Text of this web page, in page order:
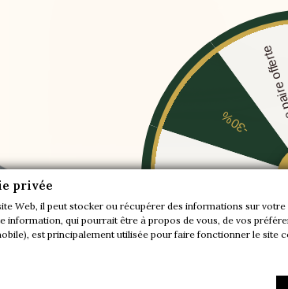
Brighton Chaussures Rehaussantes Noir +6
privée
Web, il peut stocker ou récupérer des informations sur
information, qui pourrait être à propos de vous, de vos
est principalement utilisée pour faire fonctionner le site
-10%
-30% Une